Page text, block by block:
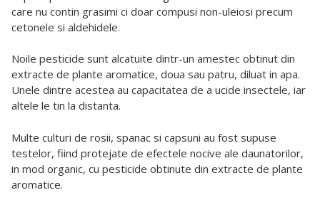
care nu contin grasimi ci doar compusi non-uleiosi precum
cetonele si aldehidele.
Noile pesticide sunt alcatuite dintr-un amestec obtinut din
extracte de plante aromatice, doua sau patru, diluat in apa.
Unele dintre acestea au capacitatea de a ucide insectele, iar
altele le tin la distanta.
Multe culturi de rosii, spanac si capsuni au fost supuse
testelor, fiind protejate de efectele nocive ale daunatorilor,
in mod organic, cu pesticide obtinute din extracte de plante
aromatice.